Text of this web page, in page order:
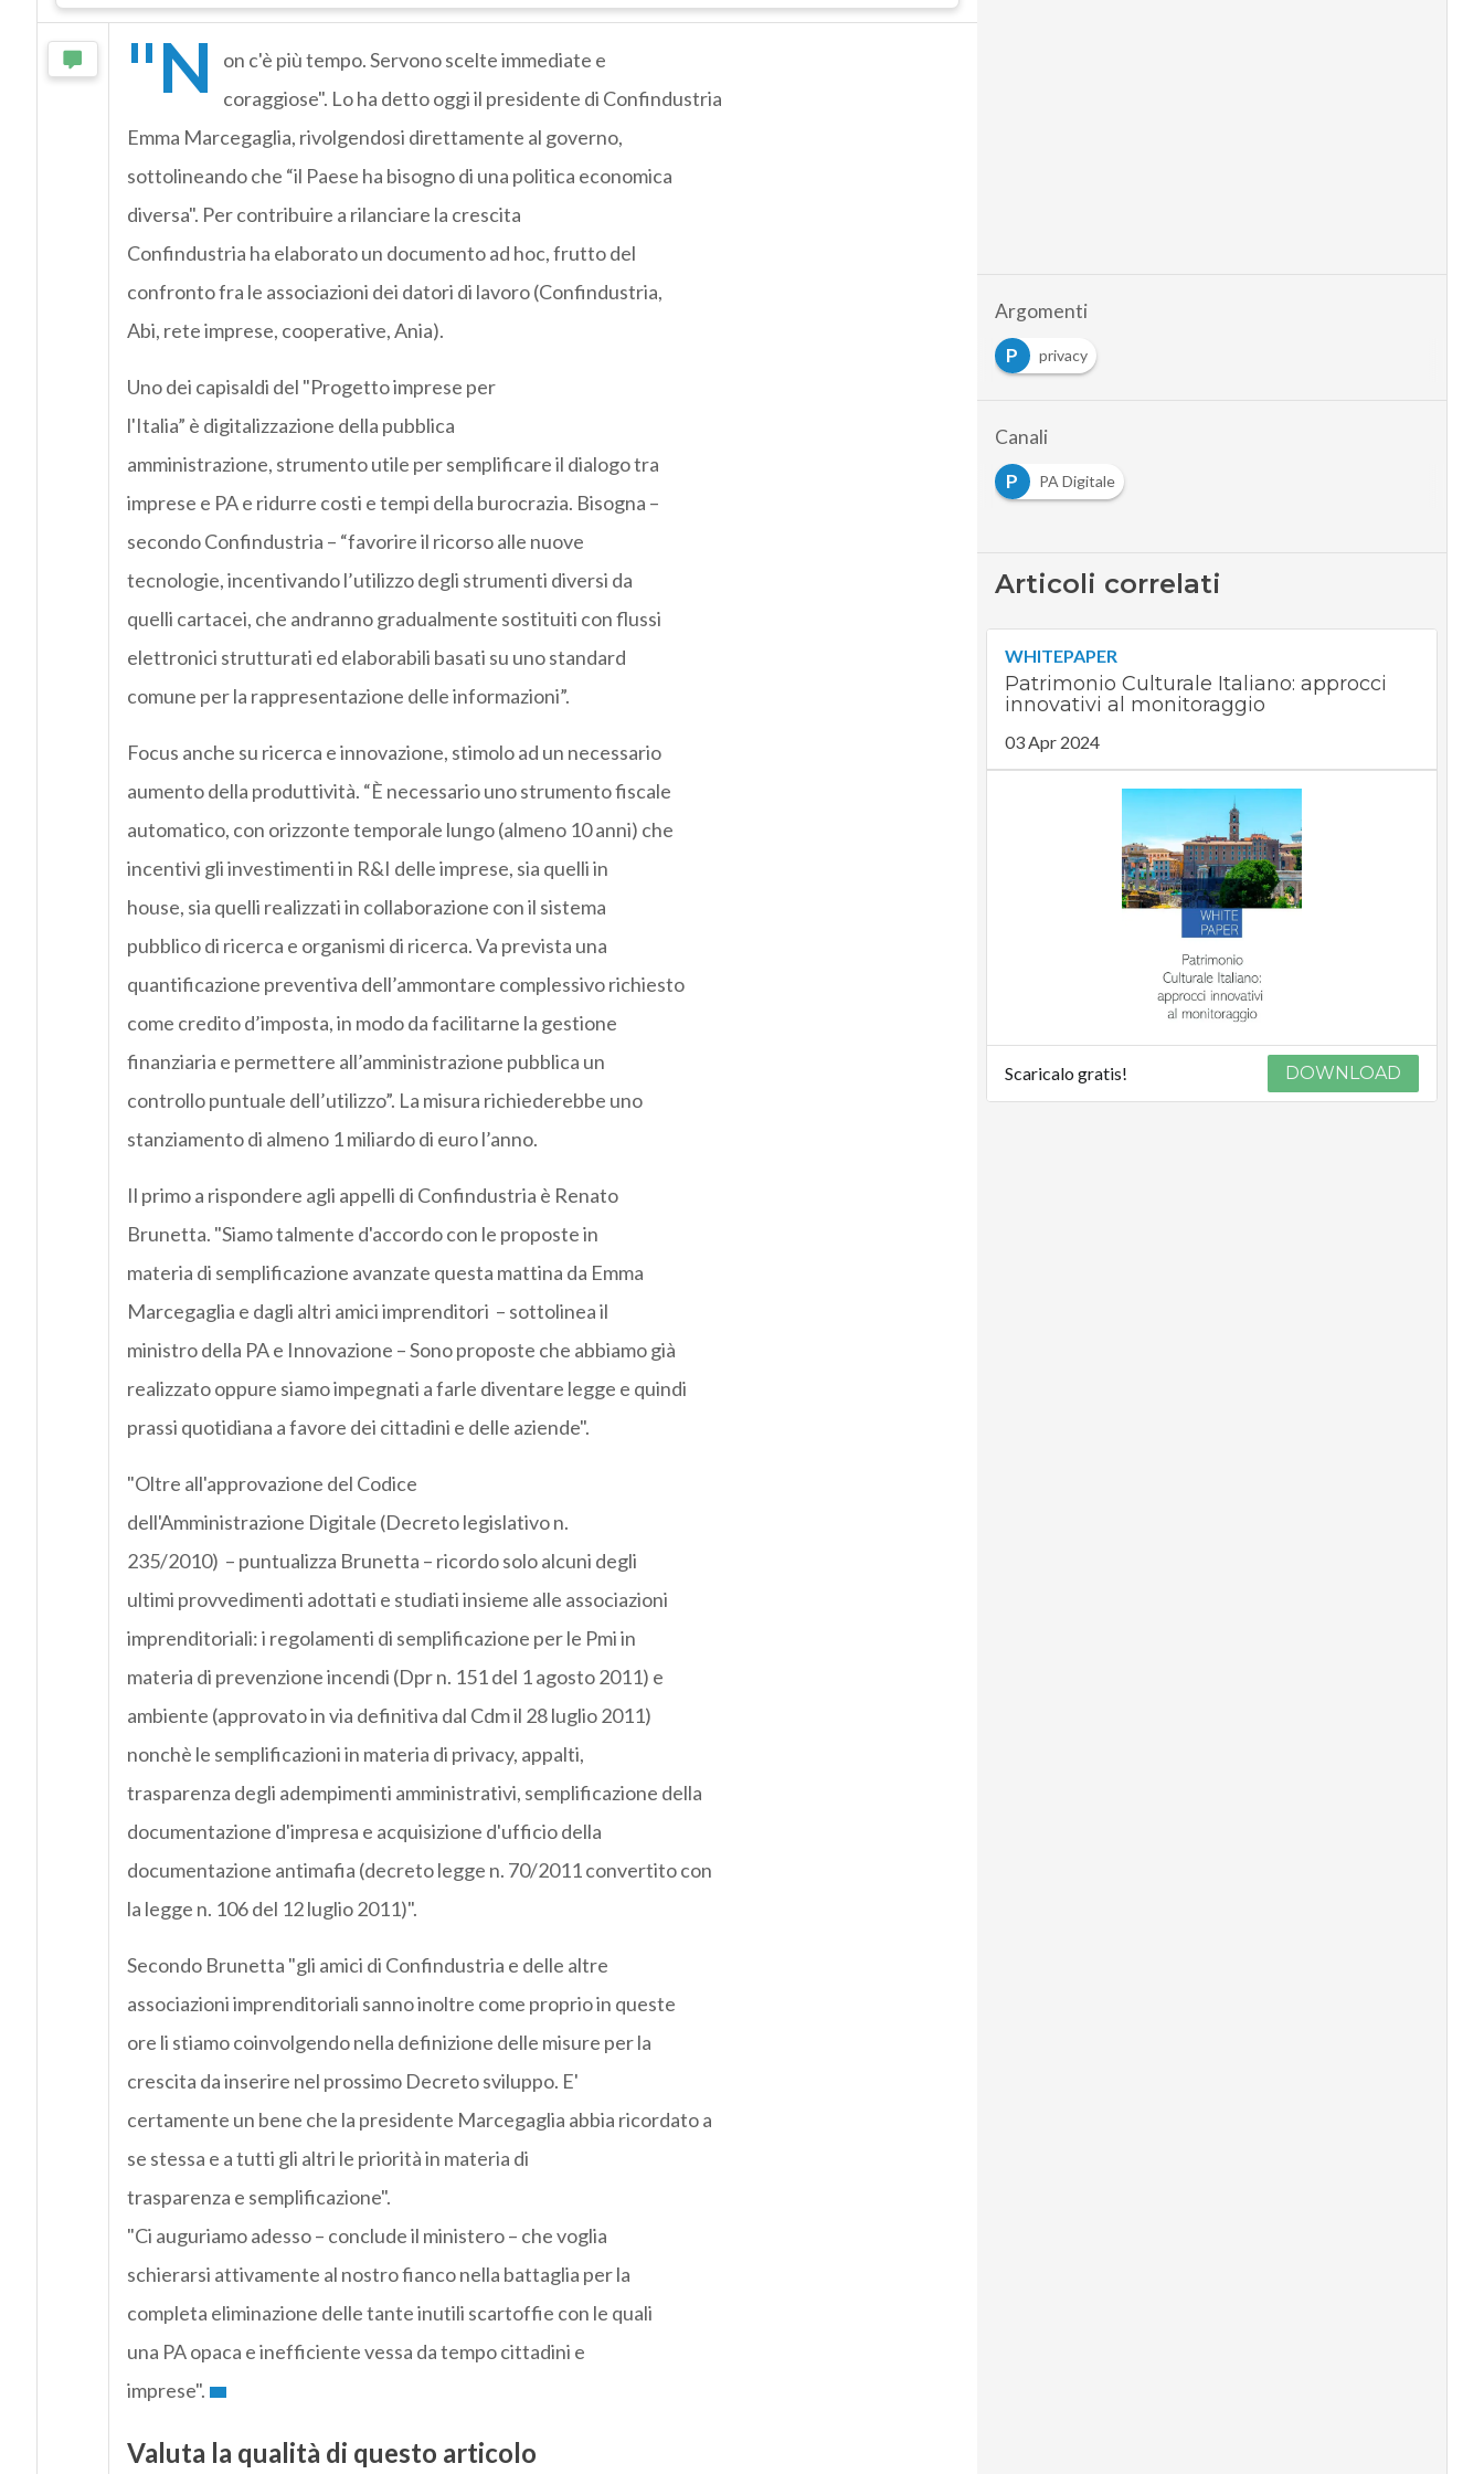
"N
on c'è più tempo. Servono scelte immediate e
coraggiose". Lo ha detto oggi il presidente di Confindustria
Emma Marcegaglia, rivolgendosi direttamente al governo,
sottolineando che “il Paese ha bisogno di una politica economica
diversa". Per contribuire a rilanciare la crescita
Confindustria ha elaborato un documento ad hoc, frutto del
confronto fra le associazioni dei datori di lavoro (Confindustria,
Abi, rete imprese, cooperative, Ania).
Uno dei capisaldi del "Progetto imprese per
l'Italia” è digitalizzazione della pubblica
amministrazione, strumento utile per semplificare il dialogo tra
imprese e PA e ridurre costi e tempi della burocrazia. Bisogna –
secondo Confindustria – “favorire il ricorso alle nuove
tecnologie, incentivando l’utilizzo degli strumenti diversi da
quelli cartacei, che andranno gradualmente sostituiti con flussi
elettronici strutturati ed elaborabili basati su uno standard
comune per la rappresentazione delle informazioni”.
Focus anche su ricerca e innovazione, stimolo ad un necessario
aumento della produttività. “È necessario uno strumento fiscale
automatico, con orizzonte temporale lungo (almeno 10 anni) che
incentivi gli investimenti in R&I delle imprese, sia quelli in
house, sia quelli realizzati in collaborazione con il sistema
pubblico di ricerca e organismi di ricerca. Va prevista una
quantificazione preventiva dell’ammontare complessivo richiesto
come credito d’imposta, in modo da facilitarne la gestione
finanziaria e permettere all’amministrazione pubblica un
controllo puntuale dell’utilizzo”. La misura richiederebbe uno
stanziamento di almeno 1 miliardo di euro l’anno.
Il primo a rispondere agli appelli di Confindustria è Renato
Brunetta. "Siamo talmente d'accordo con le proposte in
materia di semplificazione avanzate questa mattina da Emma
Marcegaglia e dagli altri amici imprenditori – sottolinea il
ministro della PA e Innovazione – Sono proposte che abbiamo già
realizzato oppure siamo impegnati a farle diventare legge e quindi
prassi quotidiana a favore dei cittadini e delle aziende".
"Oltre all'approvazione del Codice
dell'Amministrazione Digitale (Decreto legislativo n.
235/2010) – puntualizza Brunetta – ricordo solo alcuni degli
ultimi provvedimenti adottati e studiati insieme alle associazioni
imprenditoriali: i regolamenti di semplificazione per le Pmi in
materia di prevenzione incendi (Dpr n. 151 del 1 agosto 2011) e
ambiente (approvato in via definitiva dal Cdm il 28 luglio 2011)
nonchè le semplificazioni in materia di privacy, appalti,
trasparenza degli adempimenti amministrativi, semplificazione della
documentazione d'impresa e acquisizione d'ufficio della
documentazione antimafia (decreto legge n. 70/2011 convertito con
la legge n. 106 del 12 luglio 2011)".
Secondo Brunetta "gli amici di Confindustria e delle altre
associazioni imprenditoriali sanno inoltre come proprio in queste
ore li stiamo coinvolgendo nella definizione delle misure per la
crescita da inserire nel prossimo Decreto sviluppo. E'
certamente un bene che la presidente Marcegaglia abbia ricordato a
se stessa e a tutti gli altri le priorità in materia di
trasparenza e semplificazione".
"Ci auguriamo adesso – conclude il ministero – che voglia
schierarsi attivamente al nostro fianco nella battaglia per la
completa eliminazione delle tante inutili scartoffie con le quali
una PA opaca e inefficiente vessa da tempo cittadini e
imprese".
Valuta la qualità di questo articolo
Argomenti
P
privacy
Canali
P
PA Digitale
Articoli correlati
WHITEPAPER
Patrimonio Culturale Italiano: approcci
innovativi al monitoraggio
03 Apr 2024
Scaricalo gratis! DOWNLOAD